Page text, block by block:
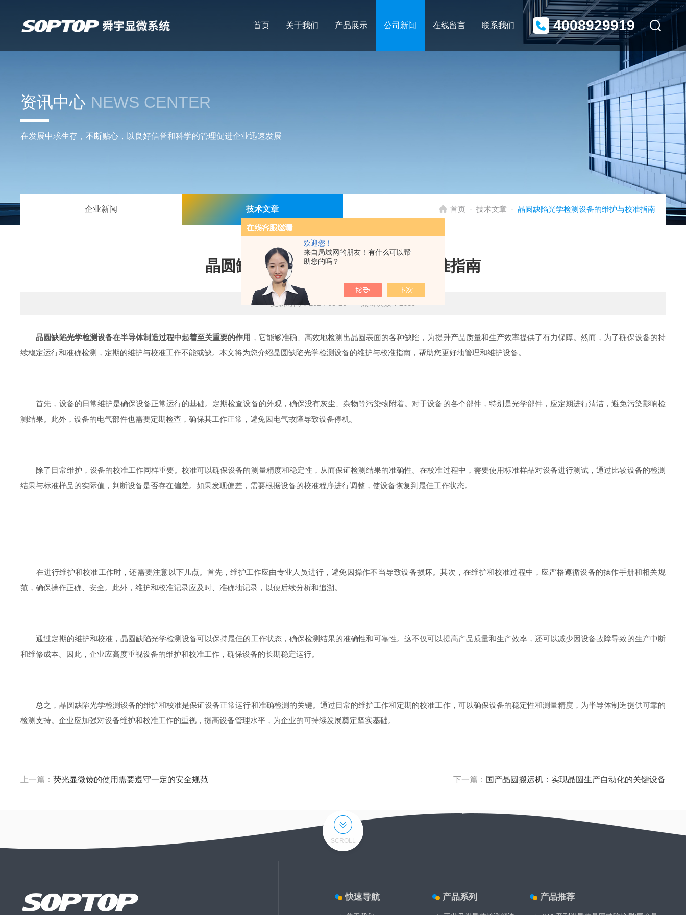
欢迎您！
来自局域网的朋友！有什么可以帮
助您的吗？
4008929919
首页 关于我们 产品展示 公司新闻 在线留言 联系我们
资讯中心 NEWS CENTER
在发展中求生存，不断贴心，以良好信誉和科学的管理促进企业迅速发展
首页 - 技术文章 - 晶圆缺陷光学检测设备的维护与校准指南
企业新闻 技术文章
晶圆缺陷光学检测设备的维护与校准指南
更新时间：2024-03-26 点击次数：2689
晶圆缺陷光学检测设备在半导体制造过程中起着至关重要的作用 ，它能够准确、高效地检测出晶圆表面的各种缺陷，为提升产品质量和生产效率提供了有力保障。然而，为了确保设备的持
续稳定运行和准确检测，定期的维护与校准工作不能或缺。本文将为您介绍晶圆缺陷光学检测设备的维护与校准指南，帮助您更好地管理和维护设备。
首先，设备的日常维护是确保设备正常运行的基础。定期检查设备的外观，确保没有灰尘、杂物等污染物附着。对于设备的各个部件，特别是光学部件，应定期进行清洁，避免污染影响检
测结果。此外，设备的电气部件也需要定期检查，确保其工作正常，避免因电气故障导致设备停机。
除了日常维护，设备的校准工作同样重要。校准可以确保设备的测量精度和稳定性，从而保证检测结果的准确性。在校准过程中，需要使用标准样品对设备进行测试，通过比较设备的检测
结果与标准样品的实际值，判断设备是否存在偏差。如果发现偏差，需要根据设备的校准程序进行调整，使设备恢复到最佳工作状态。
在进行维护和校准工作时，还需要注意以下几点。首先，维护工作应由专业人员进行，避免因操作不当导致设备损坏。其次，在维护和校准过程中，应严格遵循设备的操作手册和相关规
范，确保操作正确、安全。此外，维护和校准记录应及时、准确地记录，以便后续分析和追溯。
通过定期的维护和校准，晶圆缺陷光学检测设备可以保持最佳的工作状态，确保检测结果的准确性和可靠性。这不仅可以提高产品质量和生产效率，还可以减少因设备故障导致的生产中断
和维修成本。因此，企业应高度重视设备的维护和校准工作，确保设备的长期稳定运行。
总之，晶圆缺陷光学检测设备的维护和校准是保证设备正常运行和准确检测的关键。通过日常的维护工作和定期的校准工作，可以确保设备的稳定性和测量精度，为半导体制造提供可靠的
检测支持。企业应加强对设备维护和校准工作的重视，提高设备管理水平，为企业的可持续发展奠定坚实基础。
上一篇：荧光显微镜的使用需要遵守一定的安全规范 下一篇： 国产晶圆搬运机：实现晶圆生产自动化的关键设备
SCROLL
快速导航 产品系列 产品推荐